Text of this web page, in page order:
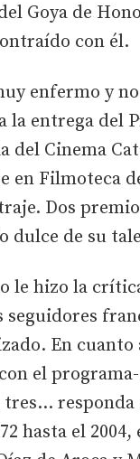
Goya de
con él.
enfermo y
la entrega del
del Cinema
en Filmoteca
Dos
dulce de su
le hizo la
seguidores
En
el
tres...
hasta el